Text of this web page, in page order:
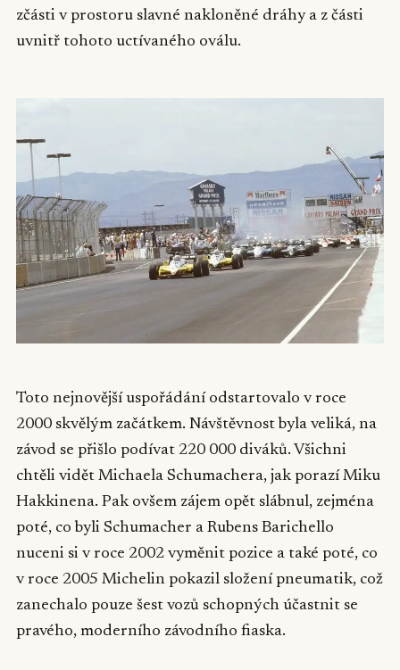
zčásti v prostoru slavné nakloněné dráhy a z části
uvnitř tohoto uctívaného oválu.
Toto nejnovější uspořádání odstartovalo v roce
2000 skvělým začátkem. Návštěvnost byla veliká, na
závod se přišlo podívat 220 000 diváků. Všichni
chtěli vidět Michaela Schumachera, jak porazí Miku
Hakkinena. Pak ovšem zájem opět slábnul, zejména
poté, co byli Schumacher a Rubens Barichello
nuceni si v roce 2002 vyměnit pozice a také poté, co
v roce 2005 Michelin pokazil složení pneumatik, což
zanechalo pouze šest vozů schopných účastnit se
pravého, moderního závodního fiaska.